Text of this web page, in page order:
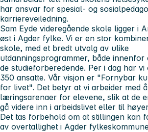
har ansvar for spesial- og
karriereveiledning.
Sam Eyde videregående skole ligger i
øst i Agder fylke. Vi er en stor
skole, med et bredt utvalg av ulike
utdanningsprogrammer, både innenfor
de studieforberedende. Per i dag har vi
350 ansatte. Vår visjon er "Fornybar
for livet". Det betyr at vi arbeider med
læringsarenaer for elevene, slik at de
gå videre inn i arbeidslivet eller til
Det tas forbehold om at stillingen kan
av overtallighet i Agder